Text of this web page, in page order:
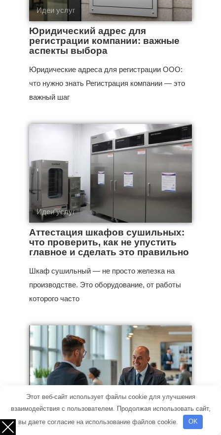
Идеи услуг
Юридический адрес для
регистрации компании: важные
аспекты выбора
Юридические адреса для регистрации ООО:
что нужно знать Регистрация компании — это
важный шаг
Идеи услуг
Аттестация шкафов сушильных:
что проверить, как не упустить
главное и сделать это правильно
Шкаф сушильный — не просто железка на
производстве. Это оборудование, от работы
которого часто
Идеи услуг
Этот веб-сайт использует файлы cookie для улучшения
взаимодействия с пользователем. Продолжая использовать сайт,
вы даете согласие на использование файлов cookie.
OK